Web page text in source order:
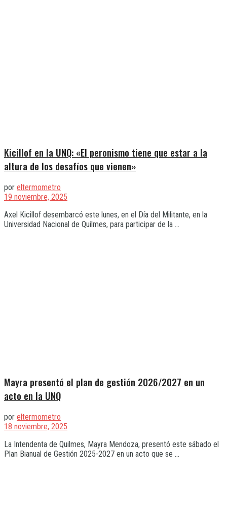
Kicillof en la UNQ: «El peronismo tiene que estar a la
altura de los desafíos que vienen»
por eltermometro
19 noviembre, 2025
Axel Kicillof desembarcó este lunes, en el Día del Militante, en la
Universidad Nacional de Quilmes, para participar de la ...
Mayra presentó el plan de gestión 2026/2027 en un
acto en la UNQ
por eltermometro
18 noviembre, 2025
La Intendenta de Quilmes, Mayra Mendoza, presentó este sábado el
Plan Bianual de Gestión 2025-2027 en un acto que se ...